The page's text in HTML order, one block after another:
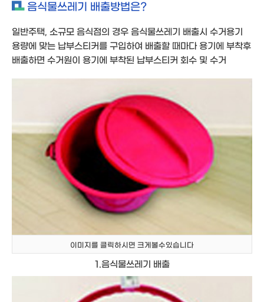
음식물쓰레기 배출방법은?
일반주택, 소규모 음식점의 경우 음식물쓰레기 배출시 수거용기
용량에 맞는 납부스티커를 구입하여 배출할 때마다 용기에 부착후
배출하면 수거원이 용기에 부착된 납부스티커 회수 및 수거
이미지를 클릭하시면 크게볼수있습니다
1.음식물쓰레기 배출